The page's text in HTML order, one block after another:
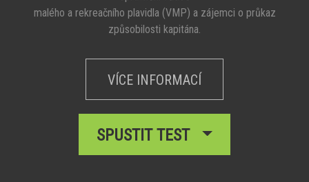
malého a rekreačního plavidla (VMP) a zájemci o průkaz
způsobilosti kapitána.
VÍCE INFORMACÍ
SPUSTIT TEST